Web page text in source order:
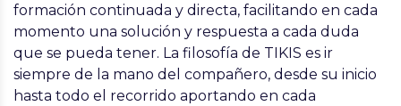
formación continuada y directa, facilitando en cada
momento una solución y respuesta a cada duda
que se pueda tener. La filosofía de TIKIS es ir
siempre de la mano del compañero, desde su inicio
hasta todo el recorrido aportando en cada